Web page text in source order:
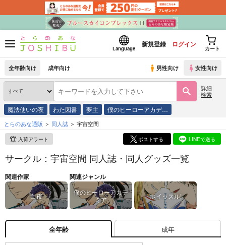
Language
新規登録 ログイン
カート
全年齢向け 成年向け 男性向け 女性向け
詳細
検索
魔法使いの夜 わた図書 夢主 僕のヒーローアカデ…
とらのあな通販 同人誌 宇宙空間
入荷アラート ポストする LINEで送る
サークル：宇宙空間 同人誌・同人グッズ一覧
関連作家
白夜
関連ジャンル
僕のヒーローアカデ
ミア
ホイッスル!
全年齢 成年